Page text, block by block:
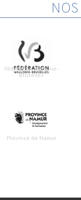
Fédération Wallonie-
Bruxelles
Province de Namur